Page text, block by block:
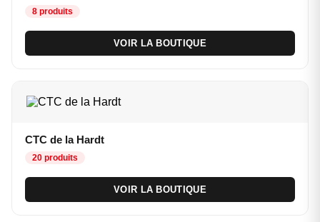
8 produits
VOIR LA BOUTIQUE
CTC de la Hardt
20 produits
VOIR LA BOUTIQUE